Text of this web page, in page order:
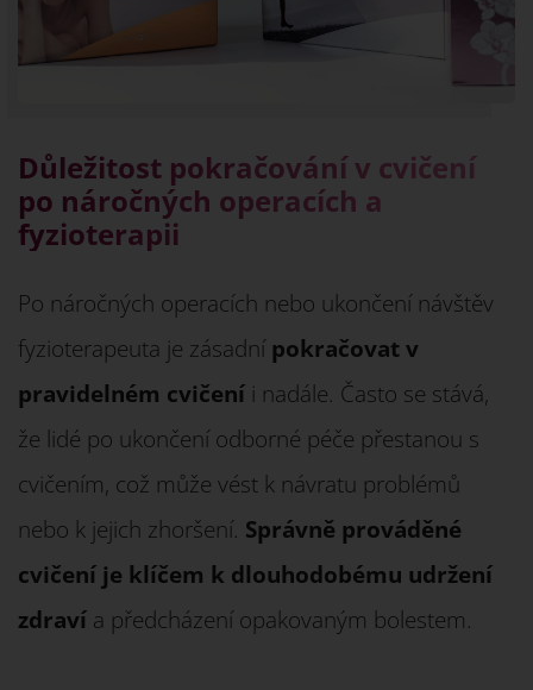
Důležitost pokračování v cvičení
po náročných operacích a
fyzioterapii
Po náročných operacích nebo ukončení návštěv
fyzioterapeuta je zásadní pokračovat v
pravidelném cvičení i nadále. Často se stává,
že lidé po ukončení odborné péče přestanou s
cvičením, což může vést k návratu problémů
nebo k jejich zhoršení. Správně prováděné
cvičení je klíčem k dlouhodobému udržení
zdraví a předcházení opakovaným bolestem.